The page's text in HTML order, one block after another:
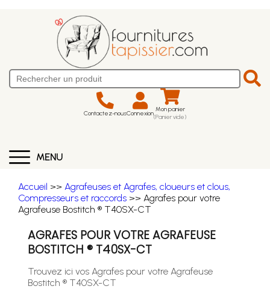
Contactez-nousConnexion Mon panier
(Panier vide)
MENU
Accueil >> Agrafeuses et Agrafes, cloueurs et clous,
Compresseurs et raccords >> Agrafes pour votre
Agrafeuse Bostitch ® T40SX-CT
AGRAFES POUR VOTRE AGRAFEUSE
BOSTITCH ® T40SX-CT
Trouvez ici vos Agrafes pour votre Agrafeuse
Bostitch ® T40SX-CT